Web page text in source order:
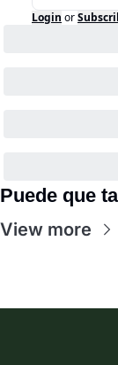
Login or
Puede que
View more